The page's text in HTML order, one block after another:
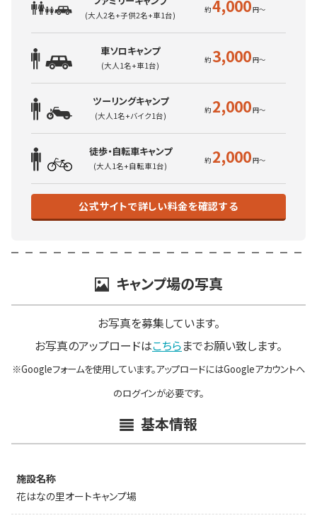
(大人2名+子供2名+車1台) 4,000
車ソロキャンプ
(大人1名+車1台) 3,000
ツーリングキャンプ
(大人1名+バイク1台) 2,000
徒歩・自転車キャンプ
(大人1名+自転車1台) 2,000
公式サイトで詳しい料金を確認する
キャンプ場の写真
お写真を募集しています。
お写真のアップロードはこちらまでお願い致します。
※Googleフォームを使用しています。アップロードにはGoogleアカウントへ
のログインが必要です。
基本情報
施設名称
花はなの里オートキャンプ場